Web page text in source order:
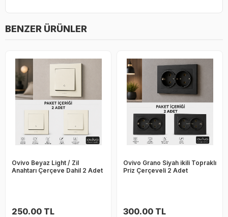
BENZER ÜRÜNLER
Ovivo Beyaz Light / Zil
Anahtarı Çerçeve Dahil 2 Adet
250.00 TL
Ovivo Grano Siyah ikili Topraklı
Priz Çerçeveli 2 Adet
300.00 TL